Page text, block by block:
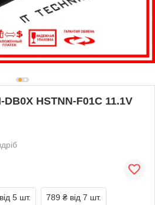
HSTNN-F01C 11.1V
від 5 шт. 789 ₴ від 7 шт.